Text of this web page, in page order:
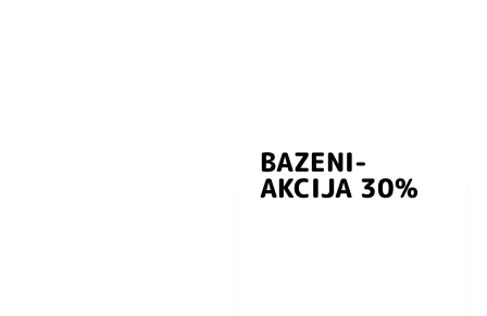
BAZENI-
AKCIJA 30%